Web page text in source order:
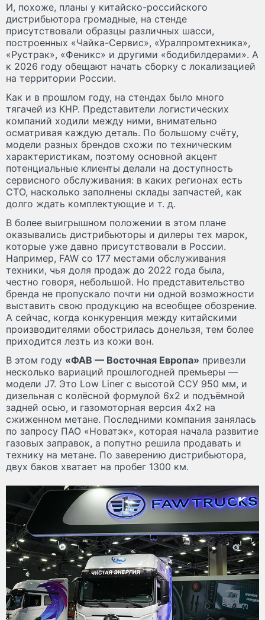
И, похоже, планы у китайско-российского
дистрибьютора громадные, на стенде
присутствовали образцы различных шасси,
построенных «Чайка-Сервис», «Уралпромтехника»,
«Рустрак», «Феникс» и другими «бодибилдерами». А
к 2026 году обещают начать сборку с локализацией
на территории России.
Как и в прошлом году, на стендах было много
тягачей из КНР. Представители логистических
компаний ходили между ними, внимательно
осматривая каждую деталь. По большому счёту,
модели разных брендов схожи по техническим
характеристикам, поэтому основной акцент
потенциальные клиенты делали на доступность
сервисного обслуживания: в каких регионах есть
СТО, насколько заполнены склады запчастей, как
долго ждать комплектующие и т. д.
В более выигрышном положении в этом плане
оказывались дистрибьюторы и дилеры тех марок,
которые уже давно присутствовали в России.
Например, FAW со 177 местами обслуживания
техники, чья доля продаж до 2022 года была,
честно говоря, небольшой. Но представительство
бренда не пропускало почти ни одной возможности
выставить свою продукцию на всеобщее обозрение.
А сейчас, когда конкуренция между китайскими
производителями обострилась донельзя, тем более
приходится лезть из кожи вон.
В этом году «ФАВ — Восточная Европа» привезли
несколько вариаций прошлогодней премьеры —
модели J7. Это Low Liner с высотой ССУ 950 мм, и
дизельная с колёсной формулой 6х2 и подъёмной
задней осью, и газомоторная версия 4х2 на
сжиженном метане. Последними компания занялась
по запросу ПАО «Новатэк», которая начала развитие
газовых заправок, а попутно решила продавать и
технику на метане. По заверению дистрибьютора,
двух баков хватает на пробег 1300 км.